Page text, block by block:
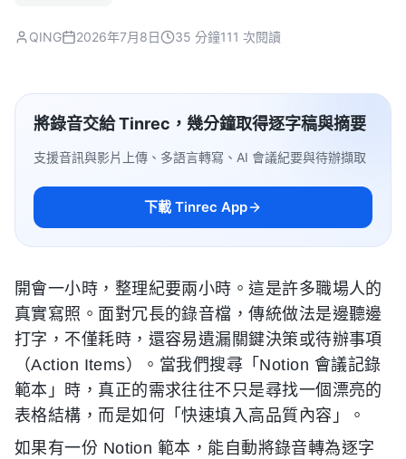
QING 2026年7月8日 35 分鐘111 次閱讀
將錄音交給 Tinrec，幾分鐘取得逐字稿與摘要
支援音訊與影片上傳、多語言轉寫、AI 會議紀要與待辦擷取
下載 Tinrec App
開會一小時，整理紀要兩小時。這是許多職場人的
真實寫照。面對冗長的錄音檔，傳統做法是邊聽邊
打字，不僅耗時，還容易遺漏關鍵決策或待辦事項
（Action Items）。當我們搜尋「Notion 會議記錄
範本」時，真正的需求往往不只是尋找一個漂亮的
表格結構，而是如何「快速填入高品質內容」。
如果有一份 Notion 範本，能自動將錄音轉為逐字